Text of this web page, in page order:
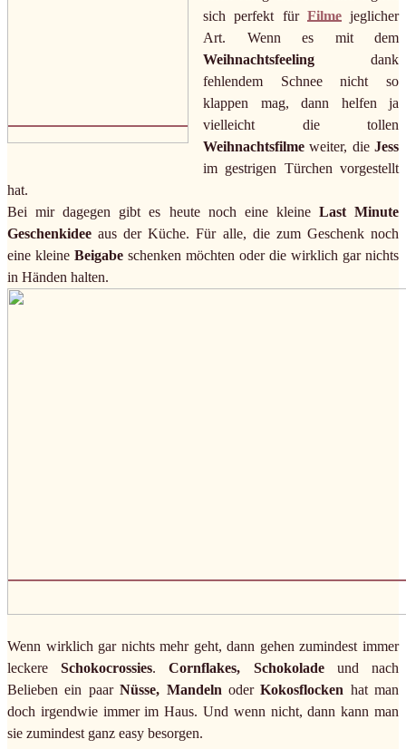
sich perfekt für Filmejeglicher
Art. Wenn es mit dem
Weihnachtsfeeling dank
fehlendem Schnee nicht so
klappen mag, dann helfen ja
vielleicht die tollen
Weihnachtsfilme weiter, die Jess
im gestrigen Türchen vorgestellt
hat.
Bei mir dagegen gibt es heute noch eine kleine Last Minute
Geschenkideeaus der Küche. Für alle, die zum Geschenk noch
eine kleine Beigabe schenken möchten oder die wirklich gar nichts
in Händen halten.
Wenn wirklich gar nichts mehr geht, dann gehen zumindest immer
leckereSchokocrossies.Cornflakes, Schokoladeund nach
Belieben ein paarNüsse, Mandeln oderKokosflocken hat man
doch irgendwie immer im Haus. Und wenn nicht, dann kann man
sie zumindest ganz easy besorgen.